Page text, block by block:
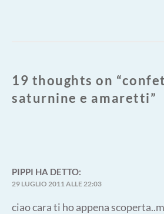
19 thoughts on “
saturnine e amaretti”
PIPPI HA DETTO:
29 LUGLIO 2011 ALLE 22:03
ciao cara ti ho appena